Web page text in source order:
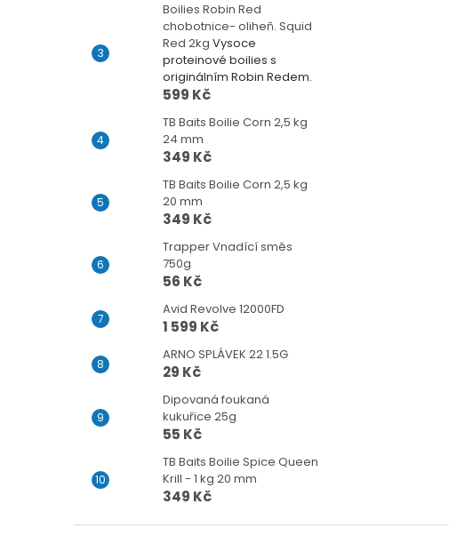
Boilies Robin Red
chobotnice- oliheň. Squid
Red 2kg Vysoce
proteinové boilies s
originálním Robin Redem.
599 Kč
TB Baits Boilie Corn 2,5 kg
24 mm
349 Kč
TB Baits Boilie Corn 2,5 kg
20 mm
349 Kč
Trapper Vnadící směs
750g
56 Kč
Avid Revolve 12000FD
1 599 Kč
ARNO SPLÁVEK 22 1.5G
29 Kč
Dipovaná foukaná
kukuřice 25g
55 Kč
TB Baits Boilie Spice Queen
Krill - 1 kg 20 mm
349 Kč